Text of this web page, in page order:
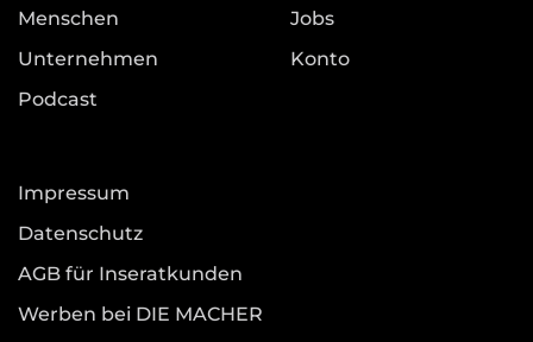
Menschen
Unternehmen
Podcast
Jobs
Konto
Impressum
Datenschutz
AGB für Inseratkunden
Werben bei DIE MACHER